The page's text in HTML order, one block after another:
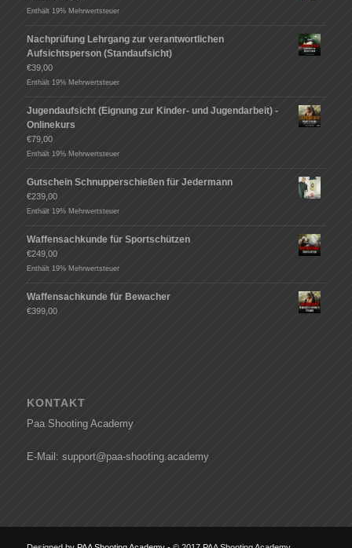
Enthält 19% Mehrwertsteuer
Nachprüfung Lehrgang zur verantwortlichen
Aufsichtsperson (Standaufsicht)
€39,00
Enthält 19% Mehrwertsteuer
Jugendaufsicht (Eignung zur Kinder- und Jugendarbeit) -
Onlinekurs
€79,00
Enthält 19% Mehrwertsteuer
Gutschein Schnupperschießen für Jedermann
€239,00
Enthält 19% Mehrwertsteuer
Waffensachkunde für Sportschützen
€249,00
Enthält 19% Mehrwertsteuer
Waffensachkunde für Bewacher
€399,00
KONTAKT
Paa Shooting Academy
E-Mail: support@paa-shooting.academy